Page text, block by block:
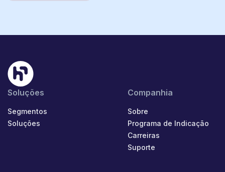
Soluções
Segmentos
Soluções
Companhia
Sobre
Programa de Indicação
Carreiras
Suporte